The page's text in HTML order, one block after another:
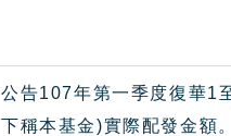
公告107年第一季度復華1
下稱本基金)實際配發金額。